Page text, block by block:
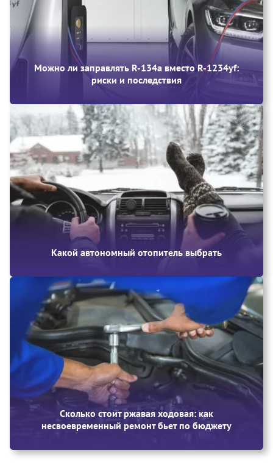
Можно ли заправлять R-134a вместо R-1234yf:
риски и последствия
Какой автономный отопитель выбрать
Сколько стоит ржавая ходовая: как
несвоевременный ремонт бьет по бюджету